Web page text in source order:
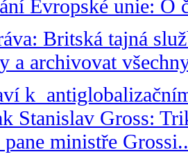
Evropské unie: O
Britská tajná
a archivovat
k
Stanislav Gross:
ministře